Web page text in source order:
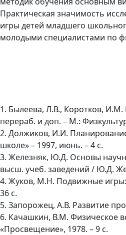
Практическая значимость
игры детей младшего
молодыми специалистами по
1. Былеева, Л.В., Коротков,
перераб. и доп. – М.:
2. Должиков, И.И.
школе» – 1997, июнь. – 4 с.
3. Железняк, Ю.Д. Основы
высш. учеб. заведений / Ю.Д.
4. Жуков, М.Н. Подвижные игры:
36 с.
5. Запорожец, А.В. Развитие
6. Качашкин, В.М. Физическое
«Просвещение», 1978. – 9 с.